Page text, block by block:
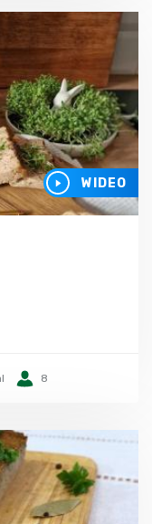
WIDEO
8